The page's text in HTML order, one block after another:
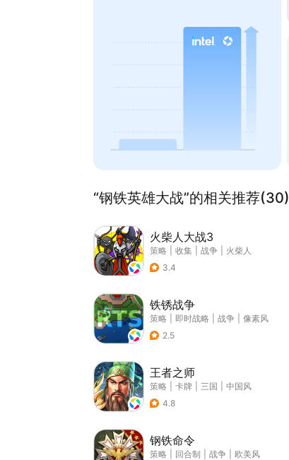
“钢铁英雄大战”的相关推荐(30)
火柴人大战3
策略 收集 战争
火柴人
3.4
铁锈战争
策略 即时战略 战争
像素风
2.5
王者之师
策略 卡牌 三国
中国风
4.8
钢铁命令
策略 回合制 战争
欧美风